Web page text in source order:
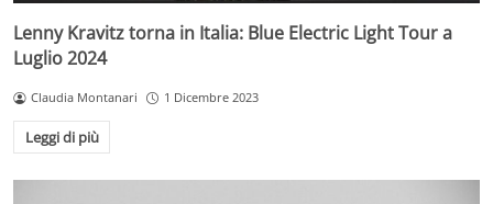
Lenny Kravitz torna in Italia: Blue Electric Light Tour a
Luglio 2024
Claudia Montanari 1 Dicembre 2023
Leggi di più